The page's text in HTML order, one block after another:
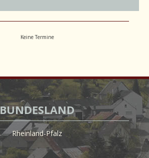
Keine Termine
BUNDESLAND
Rheinland-Pfalz